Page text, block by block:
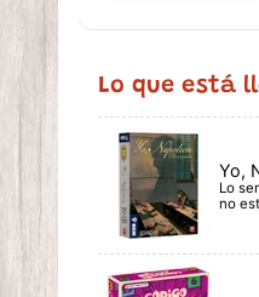
Lo que está
Yo,
Lo
no